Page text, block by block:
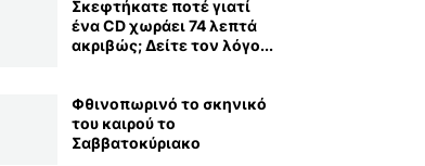
Σκεφτήκατε ποτέ γιατί
ένα CD χωράει 74 λεπτά
ακριβώς; Δείτε τον λόγο...
Φθινοπωρινό το σκηνικό
του καιρού το
Σαββατοκύριακο